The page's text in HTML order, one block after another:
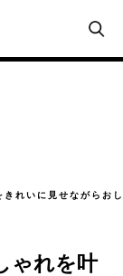
きれいに見せながらお
ゃれを叶